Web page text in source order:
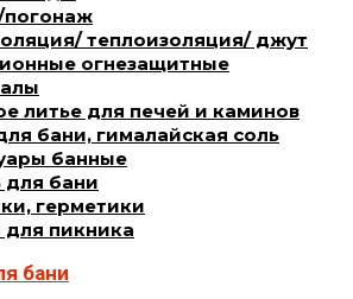
погонаж
теплоизоляция/ джут
огнезащитные
литье для печей и каминов
бани, гималайская соль
банные
для бани
герметики
пикника
бани